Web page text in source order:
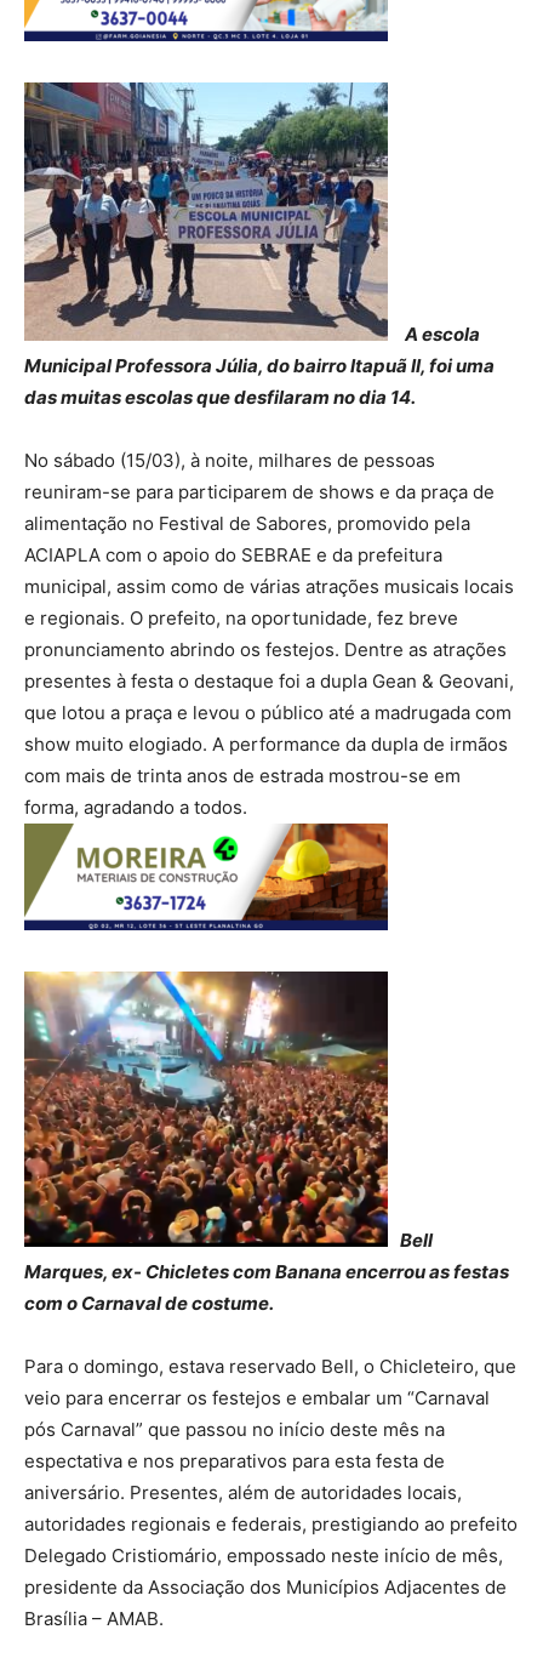
A escola
Municipal Professora Júlia, do bairro Itapuã II, foi uma
das muitas escolas que desfilaram no dia 14.
No sábado (15/03), à noite, milhares de pessoas
reuniram-se para participarem de shows e da praça de
alimentação no Festival de Sabores, promovido pela
ACIAPLA com o apoio do SEBRAE e da prefeitura
municipal, assim como de várias atrações musicais locais
e regionais. O prefeito, na oportunidade, fez breve
pronunciamento abrindo os festejos. Dentre as atrações
presentes à festa o destaque foi a dupla Gean & Geovani,
que lotou a praça e levou o público até a madrugada com
show muito elogiado. A performance da dupla de irmãos
com mais de trinta anos de estrada mostrou-se em
forma, agradando a todos.
Bell
Marques, ex- Chicletes com Banana encerrou as festas
com o Carnaval de costume.
Para o domingo, estava reservado Bell, o Chicleteiro, que
veio para encerrar os festejos e embalar um “Carnaval
pós Carnaval” que passou no início deste mês na
espectativa e nos preparativos para esta festa de
aniversário. Presentes, além de autoridades locais,
autoridades regionais e federais, prestigiando ao prefeito
Delegado Cristiomário, empossado neste início de mês,
presidente da Associação dos Municípios Adjacentes de
Brasília – AMAB.